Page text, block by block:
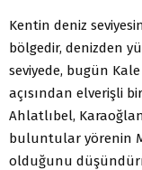
Kentin deniz
bölgedir, denizden
seviyede, bugün
açısından elverişli
Ahlatlıbel,
buluntular yörenin
olduğunu